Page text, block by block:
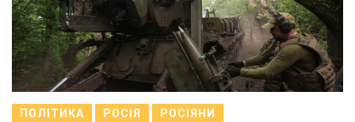
ПОЛІТИКА РОСІЯ РОСІЯНИ